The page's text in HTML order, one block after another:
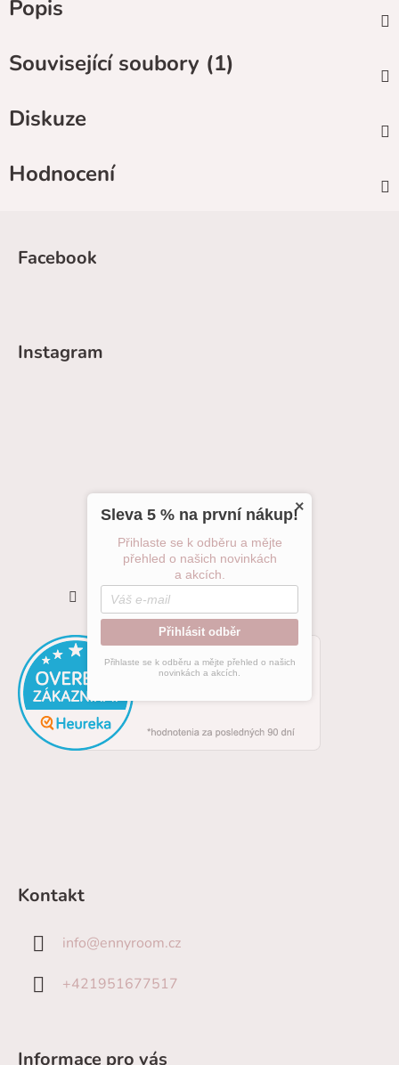
Popis
Související soubory (1)
Diskuze
Hodnocení
Facebook
Instagram
Sledovat na Instagramu
Kontakt
info@ennyroom.cz
+421951677517
Informace pro vás
×
Sleva 5 % na první nákup!
Přihlaste se k odběru a mějte
přehled o našich novinkách
a akcích.
Přihlásit odběr
Přihlaste se k odběru a mějte přehled o našich
novinkách a akcích.